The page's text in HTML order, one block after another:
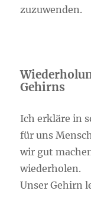
zuzuwenden.
Gehirns
Ich erkläre in
für uns
wir gut
wiederholen.
Unser Gehirn